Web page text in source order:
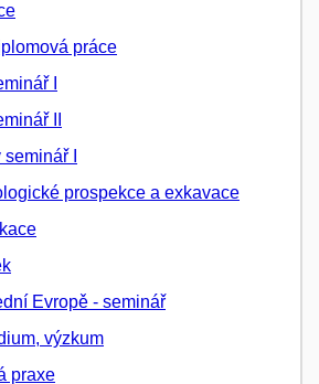
práce
I
II
I
prospekce a exkavace
Evropě - seminář
výzkum
praxe